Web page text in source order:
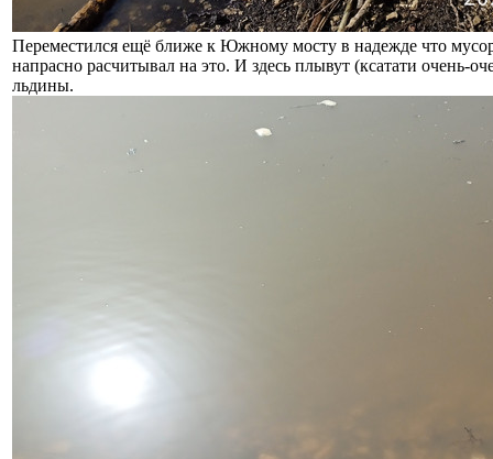
Переместился ещё ближе к Южному мосту в надежде что
напрасно расчитывал на это. И здесь плывут (ксатати очень-
льдины.